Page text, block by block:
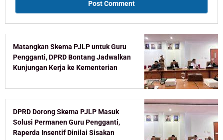
Matangkan Skema PJLP untuk Guru
Pengganti, DPRD Bontang Jadwalkan
Kunjungan Kerja ke Kementerian
DPRD Dorong Skema PJLP Masuk
Solusi Permanen Guru Pengganti,
Raperda Insentif Dinilai Sisakan